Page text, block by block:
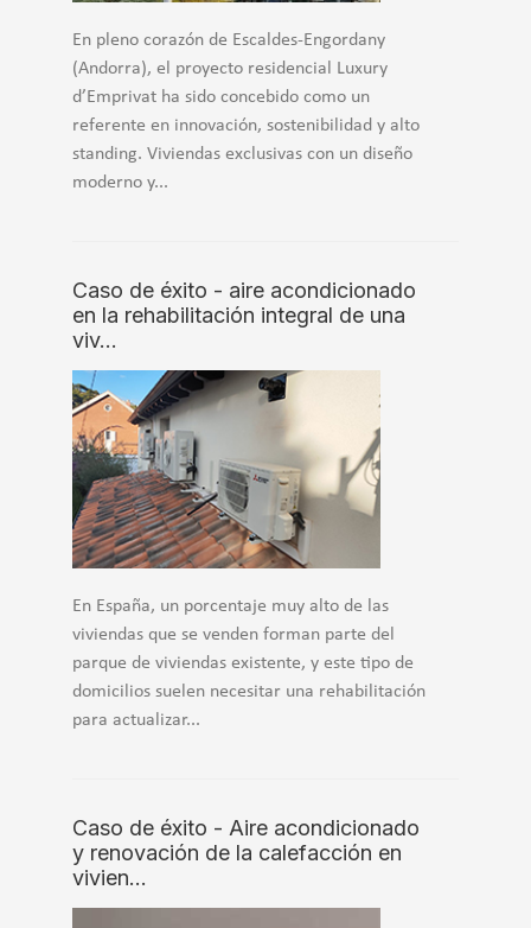
En pleno corazón de Escaldes-Engordany
(Andorra), el proyecto residencial Luxury
d’Emprivat ha sido concebido como un
referente en innovación, sostenibilidad y alto
standing. Viviendas exclusivas con un diseño
moderno y...
Caso de éxito - aire acondicionado
en la rehabilitación integral de una
viv…
En España, un porcentaje muy alto de las
viviendas que se venden forman parte del
parque de viviendas existente, y este tipo de
domicilios suelen necesitar una rehabilitación
para actualizar...
Caso de éxito - Aire acondicionado
y renovación de la calefacción en
vivien…